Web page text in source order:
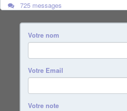
725 messages
Votre nom
Votre Email
Votre note